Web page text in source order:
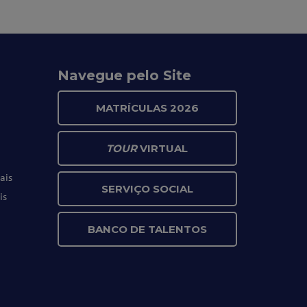
Navegue pelo Site
MATRÍCULAS 2026
TOURVIRTUAL
SERVIÇO SOCIAL
BANCO DE TALENTOS